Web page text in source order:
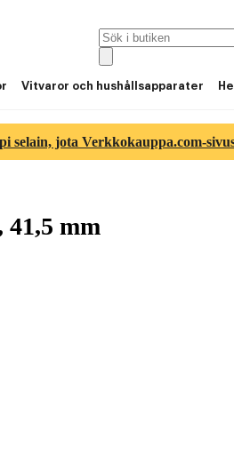
Vitvaror och hushållsapparater
selain, jota Verkkokauppa.com-
mm